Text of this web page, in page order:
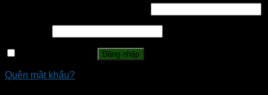
Đăng nhập
Quên mật khẩu?